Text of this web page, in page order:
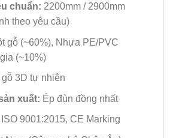
chuẩn: 2200mm / 2900mm
theo yêu cầu)
gỗ (~60%), Nhựa PE/PVC
(~10%)
3D tự nhiên
xuất: Ép đùn đồng nhất
ISO 9001:2015, CE Marking